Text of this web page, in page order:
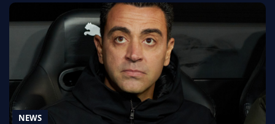
NEWS